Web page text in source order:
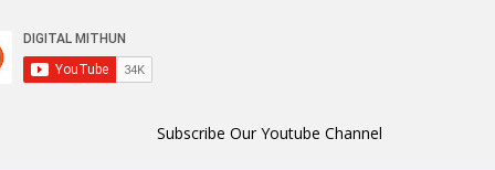
Subscribe Our Youtube Channel